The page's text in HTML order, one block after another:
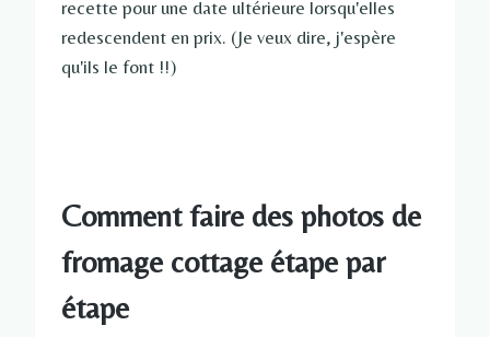
recette pour une date ultérieure lorsqu'elles
redescendent en prix. (Je veux dire, j'espère
qu'ils le font !!)
Comment faire des photos de
fromage cottage étape par
étape